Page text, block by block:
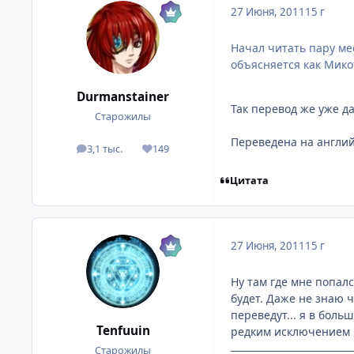
Durmanstainer
Старожилы
3,1 тыс.
посты 149
Репутация
27 Июня, 2011 15 г
Начал читать пару
объясняется как
Так перевод же уже
Переведена на
Цитата
Tenfuuin
Старожилы
27 Июня, 2011 15 г
Ну там где мне
будет. Даже не знаю
переведут... я в
редким исключением